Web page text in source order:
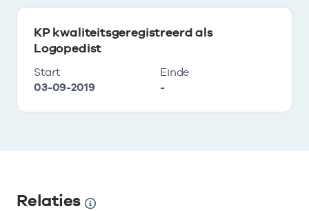
KP kwaliteitsgeregistreerd als
Logopedist
Start
03-09-2019
Einde
-
Relaties